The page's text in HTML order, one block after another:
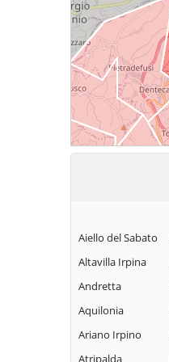
Aiello del Sabato
Altavilla Irpina
Andretta
Aquilonia
Ariano Irpino
Atripalda